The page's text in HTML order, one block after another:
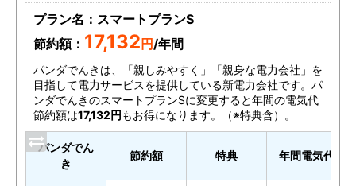
プラン名：スマートプランS
節約額： 17,132円/年間
パンダでんきは、「親しみやすく」「親身な電力会社」を
目指して電力サービスを提供している新電力会社です。パ
ンダでんきのスマートプランSに変更すると年間の電気代
節約額は17,132円もお得になります。（※特典含）。
パンダでん
き
節約額 特典 年間電気代